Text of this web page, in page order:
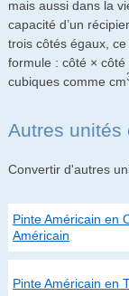
mais aussi dans la
capacité d’un
trois côtés égaux,
formule : côté × côté
cubiques comme cm
Autres unités
Convertir d'autres
Pinte Américain en
Américain
Pinte Américain en